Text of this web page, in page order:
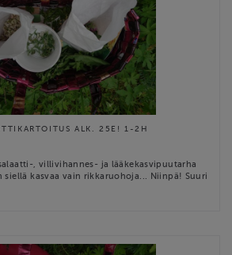
ALK. 25E! 1-2H
, villivihannes- ja lääkekasvipuutarha
siellä kasvaa vain rikkaruohoja... Niinpä! Suuri